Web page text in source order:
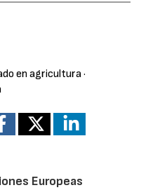
en agricultura·
Europeas